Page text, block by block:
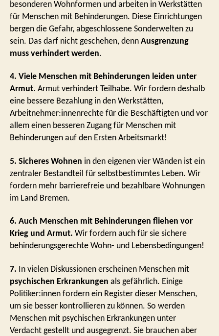
besonderen Wohnformen und arbeiten in Werkstätten
für Menschen mit Behinderungen. Diese Einrichtungen
bergen die Gefahr, abgeschlossene Sonderwelten zu
sein. Das darf nicht geschehen, denn Ausgrenzung
muss verhindert werden.
4. Viele Menschen mit Behinderungen leiden unter
Armut. Armut verhindert Teilhabe. Wir fordern deshalb
eine bessere Bezahlung in den Werkstätten,
Arbeitnehmer:innenrechte für die Beschäftigten und vor
allem einen besseren Zugang für Menschen mit
Behinderungen auf den Ersten Arbeitsmarkt!
5. Sicheres Wohnen in den eigenen vier Wänden ist ein
zentraler Bestandteil für selbstbestimmtes Leben. Wir
fordern mehr barrierefreie und bezahlbare Wohnungen
im Land Bremen.
6. Auch Menschen mit Behinderungen fliehen vor
Krieg und Armut. Wir fordern auch für sie sichere
behinderungsgerechte Wohn- und Lebensbedingungen!
7. In vielen Diskussionen erscheinen Menschen mit
psychischen Erkrankungen als gefährlich. Einige
Politiker:innen fordern ein Register dieser Menschen,
um sie besser kontrollieren zu können. So werden
Menschen mit psychischen Erkrankungen unter
Verdacht gestellt und ausgegrenzt. Sie brauchen aber